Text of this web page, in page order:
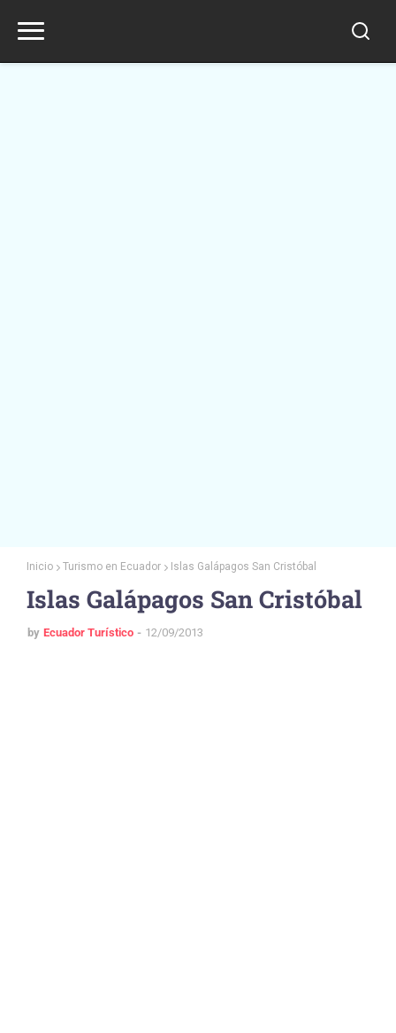
Inicio Turismo en Ecuador Islas Galápagos San Cristóbal
Islas Galápagos San Cristóbal
by Ecuador Turístico 12/09/2013